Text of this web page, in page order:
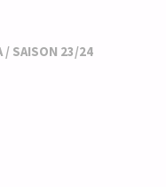
/ SAISON 23/24